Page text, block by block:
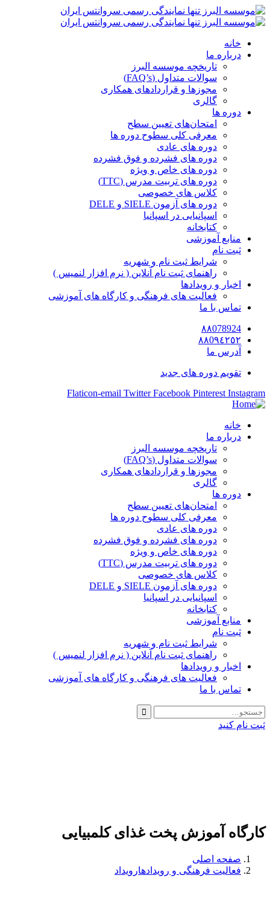
خانه
درباره ما
تاریخچه موسسه البرز
سوالات متداول (FAQ’s)
مجوزها و قراردادهای همکاری
گالری
دوره ها
امتحان‌های تعیین سطح
معرفی کلی سطوح دوره ها
دوره های عادی
دوره های فشرده و فوق فشرده
دوره های خاص و ویژه
دوره های تربیت مدرس (TTC)
کلاس های خصوصی
دوره های آزمون SIELE و DELE
اسپانیایی در اسپانیا
کتابخانه
منابع آموزشی
ثبت نام
شرایط ثبت نام و شهریه
راهنمای ثبت نام آنلاین ( نرم افزار لنمیس )
اخبار و رویدادها
فعالیت های فرهنگی و کارگاه های آموزشی
تماس با ما
٨٨078924
٨٨0٩٤٢٥٢
آدرس ما
تقویم دوره های جدید
Flaticon-email Twitter Facebook Pinterest Instagram
خانه
درباره ما
تاریخچه موسسه البرز
سوالات متداول (FAQ’s)
مجوزها و قراردادهای همکاری
گالری
دوره ها
امتحان‌های تعیین سطح
معرفی کلی سطوح دوره ها
دوره های عادی
دوره های فشرده و فوق فشرده
دوره های خاص و ویژه
دوره های تربیت مدرس (TTC)
کلاس های خصوصی
دوره های آزمون SIELE و DELE
اسپانیایی در اسپانیا
کتابخانه
منابع آموزشی
ثبت نام
شرایط ثبت نام و شهریه
راهنمای ثبت نام آنلاین ( نرم افزار لنمیس )
اخبار و رویدادها
فعالیت های فرهنگی و کارگاه های آموزشی
تماس با ما
ثبت نام کنید
کارگاه آموزش پخت غذای کلمبیایی
صفحه اصلی
فعالیت فرهنگی و رویدادهارویداد